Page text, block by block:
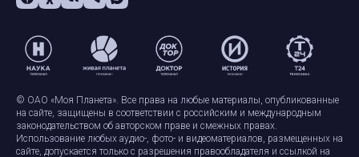
© ОАО «Моя Планета». Все права на любые материалы, опубликованные
на сайте, защищены в соответствии с российским и международным
законодательством об авторском праве и смежных правах.
Использование любых аудио-, фото- и видеоматериалов, размещенных на
сайте, допускается только с разрешения правообладателя и ссылкой на